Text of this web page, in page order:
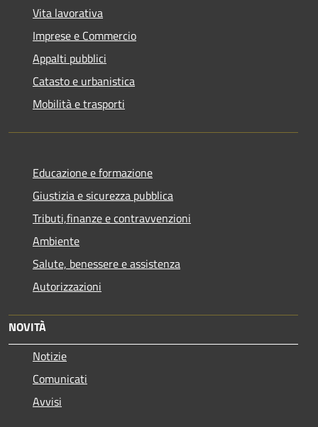
Vita lavorativa
Imprese e Commercio
Appalti pubblici
Catasto e urbanistica
Mobilità e trasporti
Educazione e formazione
Giustizia e sicurezza pubblica
Tributi,finanze e contravvenzioni
Ambiente
Salute, benessere e assistenza
Autorizzazioni
NOVITÀ
Notizie
Comunicati
Avvisi